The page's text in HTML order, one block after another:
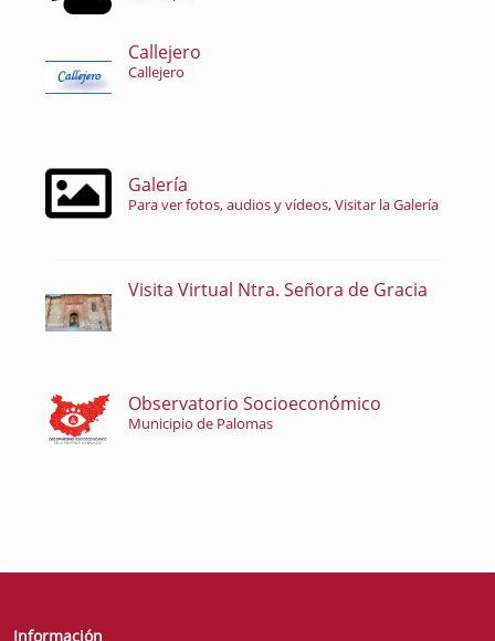
Callejero
Callejero
Galería
Para ver fotos, audios y vídeos, Visitar la Galería
Visita Virtual Ntra. Señora de Gracia
Observatorio Socioeconómico
Municipio de Palomas
Información